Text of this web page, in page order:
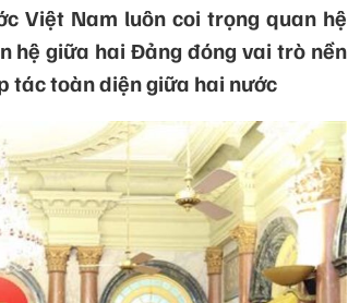
Việt Nam luôn coi trọng quan hệ
hệ giữa hai Đảng đóng vai trò nền
tác toàn diện giữa hai nước